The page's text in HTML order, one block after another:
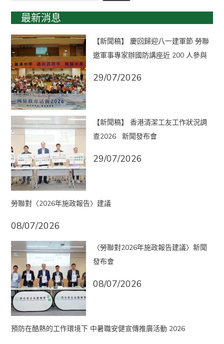
最新消息
【新聞稿】 慶回歸迎八一建軍節 勞聯
邀軍事專家辦國防講座近 200 人參與
29/07/2026
【新聞稿】 香港清潔工友工作狀況調
查2026 新聞發布會
29/07/2026
勞聯對〈2026年施政報告〉建議
08/07/2026
〈勞聯對2026年施政報告建議〉新聞
發布會
08/07/2026
預防在酷熱的工作環境下 中暑職安健宣傳推廣活動 2026